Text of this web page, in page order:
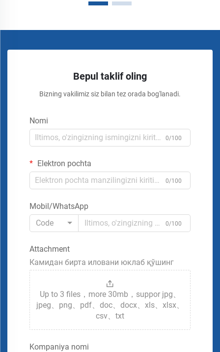
Bepul taklif oling
Bizning vakilimiz siz bilan tez orada bog'lanadi.
Nomi
0/100
Elektron pochta
0/100
Mobil/WhatsApp
Code
0/100
Attachment
Камидан бирта иловани юклаб қўшинг
Up to 3 files，more 30mb，suppor jpg、
jpeg、png、pdf、doc、docx、xls、xlsx、
csv、txt
Kompaniya nomi